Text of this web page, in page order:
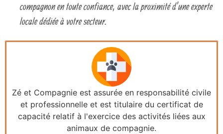
compagnon en toute confiance, avec la proximité d’une experte
locale dédiée à votre secteur.
Zé et Compagnie est assurée en responsabilité civile
et professionnelle et est titulaire du certificat de
capacité relatif à l'exercice des activités liées aux
animaux de compagnie.